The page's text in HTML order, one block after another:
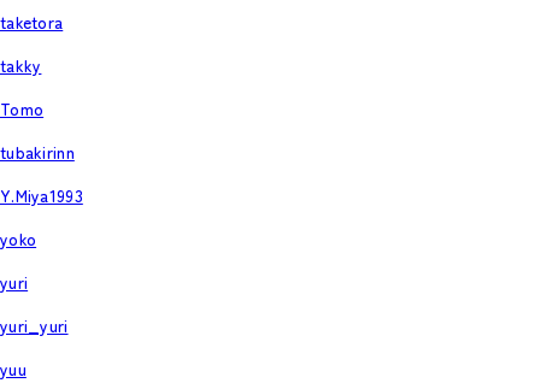
taketora
takky
Tomo
tubakirinn
Y.Miya1993
yoko
yuri
yuri_yuri
yuu